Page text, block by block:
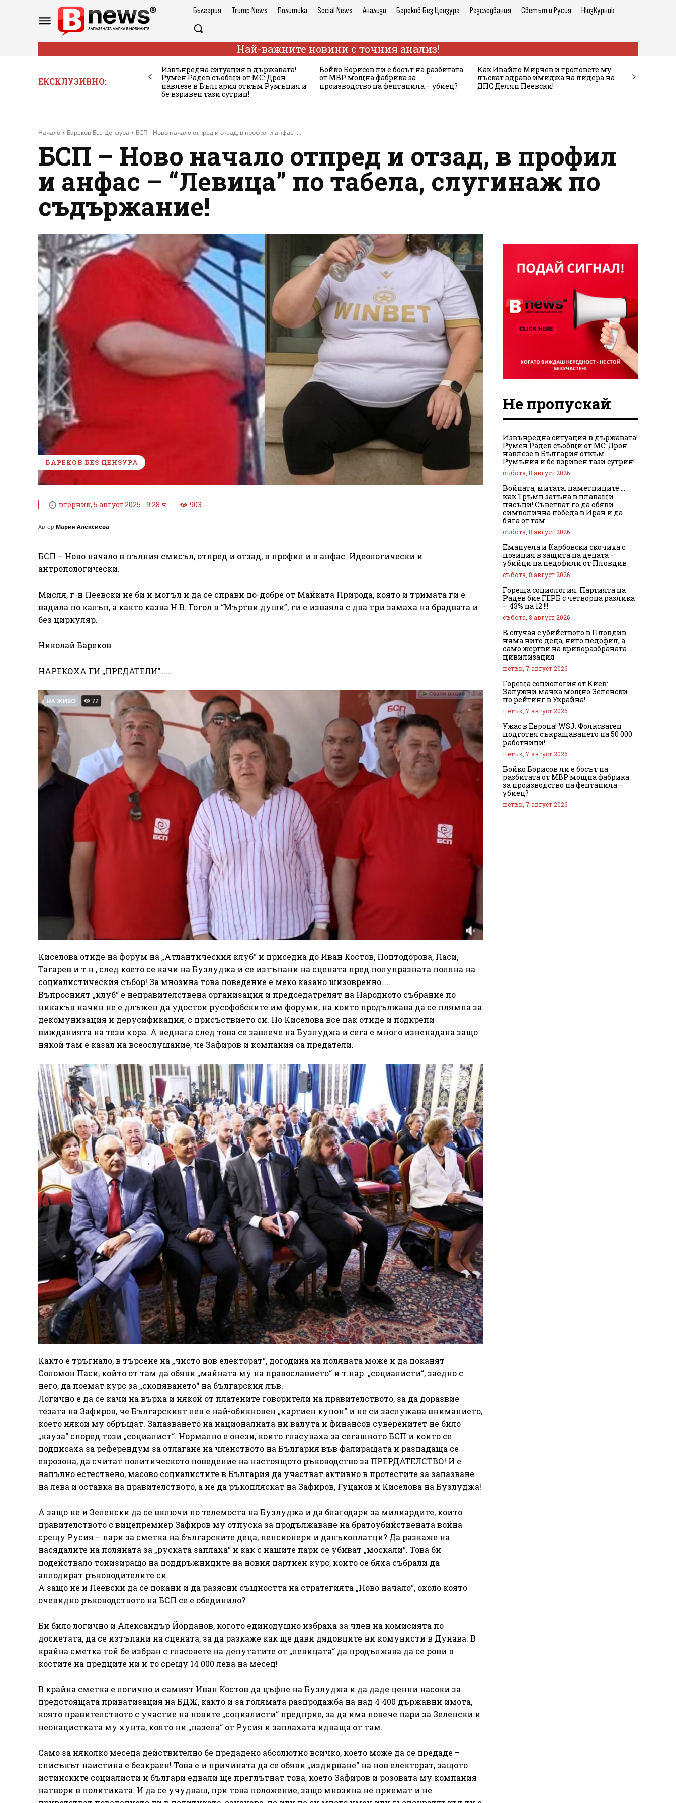
България Trump News Политика Social News Анализи Бареков Без Цензура Разследвания Светът и Русия НюзКурник
Най-важните новини с точния анализ!
ЕКСКЛУЗИВНО:
Извънредна ситуация в държавата!
Румен Радев съобщи от МС: Дрон
навлезе в България откъм Румъния и
бе взривен тази сутрин!
Бойко Борисов ли е босът на разбитата
от МВР мощна фабрика за
производство на фентанила – убиец?
Как Ивайло Мирчев и троловете му
лъскат здраво имиджа на лидера на
ДПС Делян Пеевски!
Начало Бареков Без Цензура БСП - Ново начало отпред и отзад, в профил и анфас -...
БСП – Ново начало отпред и отзад, в профил
и анфас – “Левица” по табела, слугинаж по
съдържание!
БАРЕКОВ БЕЗ ЦЕНЗУРА
вторник, 5 август 2025 - 9:28 ч. 903
Автор Мария Алексиева
БСП – Ново начало в пълния смисъл, отпред и отзад, в профил и в анфас. Идеологически и
антропологически.
Мисля, г-н Пеевски не би и могъл и да се справи по-добре от Майката Природа, която и тримата ги е
вадила по калъп, а както казва Н.В. Гогол в “Мъртви души”, ги е изваяла с два три замаха на брадвата и
без циркуляр.
Николай Бареков
НАРЕКОХА ГИ „ПРЕДАТЕЛИ“……
Киселова отиде на форум на „Атлантическия клуб“ и приседна до Иван Костов, Поптодорова, Паси,
Тагарев и т.н., след което се качи на Бузлуджа и се изтъпани на сцената пред полупразната поляна на
социалистическия събор! За мнозина това поведение е меко казано шизовренно…..
Въпросният „клуб“ е неправителствена организация и председатрелят на Народното събрание по
никакъв начин не е длъжен да удостои русофобските им форуми, на които продължава да се плямпа за
декомунизация и дерусификация, с присъствието си. Но Киселова все пак отиде и подкрепи
вижданията на тези хора. А веднага след това се завлече на Бузлуджа и сега е много изненадана защо
някой там е казал на всеослушание, че Зафиров и компания са предатели.
Както е тръгнало, в търсене на „чисто нов електорат“, догодина на поляната може и да поканят
Соломон Паси, който от там да обяви „майната му на православието“ и т.нар. „социалисти“, заедно с
него, да поемат курс за „скопяването“ на българския лъв.
Логично е да се качи на върха и някой от платените говорители на правителството, за да доразвие
тезата на Зафиров, че Българският лев е най-обикновен „хартиен купон“ и не си заслужава вниманието,
което някои му обръщат. Запазването на националната ни валута и финансов суверенитет не било
„кауза“ според този „социалист“. Нормално е онези, които гласуваха за сегашното БСП и които се
подписаха за референдум за отлагане на членството на България във фалиращата и разпадаща се
еврозона, да считат политическото поведение на настоящото ръководство за ПРЕРДАТЕЛСТВО! И е
напълно естествено, масово социалистите в България да участват активно в протестите за запазване
на лева и оставка на правителството, а не да ръкопляскат на Зафиров, Гуцанов и Киселова на Бузлуджа!
А защо не и Зеленски да се включи по телемоста на Бузлуджа и да благодари за милиардите, които
правителството с вицепремиер Зафиров му отпуска за продължаване на братоубийствената война
срещу Русия – пари за сметка на българските деца, пенсионери и данъкоплатци? Да разкаже на
насядалите на поляната за „руската заплаха“ и как с нашите пари се убиват „москали“. Това би
подействало тонизиращо на поддръжниците на новия партиен курс, които се бяха събрали да
аплодират ръководителите си.
А защо не и Пеевски да се покани и да разясни същността на стратегията „Ново начало“, около която
очевидно ръководството на БСП се е обединило?
Би било логично и Александър Йорданов, когото единодушно избраха за член на комисията по
досиетата, да се изтъпани на сцената, за да разкаже как ще дави дядовците ни комунисти в Дунава. В
крайна сметка той бе избран с гласовете на депутатите от „левицата“ да продължава да се рови в
костите на предците ни и то срещу 14 000 лева на месец!
В крайна сметка е логично и самият Иван Костов да цъфне на Бузлуджа и да даде ценни насоки за
предстоящата приватизация на БДЖ, както и за голямата разпродажба на над 4 400 държавни имота,
която правителството с участие на новите „социалисти“ предприе, за да има повече пари за Зеленски и
неонацистката му хунта, която ни „пазела“ от Русия и заплахата идваща от там.
Само за няколко месеца действително бе предадено абсолютно всичко, което може да се предаде –
списъкът наистина е безкраен! Това е и причината да се обяви „издирване“ на нов електорат, защото
истинските социалисти и българи едвали ще преглътнат това, което Зафиров и розовата му компания
натвори в политиката. И да се учудваш, при това положение, защо мнозина не приемат и не
Не пропускай
Извънредна ситуация в държавата!
Румен Радев съобщи от МС: Дрон
навлезе в България откъм
Румъния и бе взривен тази сутрин!
събота, 8 август 2026
Войната, митата, паметниците …
как Тръмп затъна в плаващи
пясъци! Съветват го да обяви
символична победа в Иран и да
бяга от там
събота, 8 август 2026
Емануела и Карбовски скочиха с
позиция в защита на децата –
убийци на педофили от Пловдив
събота, 8 август 2026
Гореща социология: Партията на
Радев бие ГЕРБ с четворна разлика
– 43% на 12 !!!
събота, 8 август 2026
В случая с убийството в Пловдив
няма нито деца, нито педофил, а
само жертви на криворазбраната
цивилизация
петък, 7 август 2026
Гореща социология от Киев:
Залужни мачка мощно Зеленски
по рейтинг в Украйна!
петък, 7 август 2026
Ужас в Европа! WSJ: Фолксваген
подготвя съкращаването на 50 000
работници!
петък, 7 август 2026
Бойко Борисов ли е босът на
разбитата от МВР мощна фабрика
за производство на фентанила –
убиец?
петък, 7 август 2026